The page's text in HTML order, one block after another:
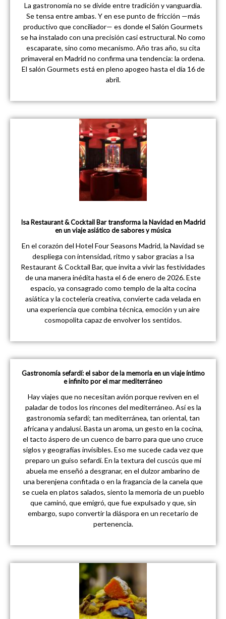
La gastronomía no se divide entre tradición y vanguardia.
Se tensa entre ambas. Y en ese punto de fricción —más
productivo que conciliador— es donde el Salón Gourmets
se ha instalado con una precisión casi estructural. No como
escaparate, sino como mecanismo. Año tras año, su cita
primaveral en Madrid no confirma una tendencia: la ordena.
El salón Gourmets está en pleno apogeo hasta el día 16 de
abril.
Isa Restaurant & Cocktail Bar transforma la Navidad en Madrid
en un viaje asiático de sabores y música
En el corazón del Hotel Four Seasons Madrid, la Navidad se
despliega con intensidad, ritmo y sabor gracias a Isa
Restaurant & Cocktail Bar, que invita a vivir las festividades
de una manera inédita hasta el 6 de enero de 2026. Este
espacio, ya consagrado como templo de la alta cocina
asiática y la coctelería creativa, convierte cada velada en
una experiencia que combina técnica, emoción y un aire
cosmopolita capaz de envolver los sentidos.
Gastronomía sefardí: el sabor de la memoria en un viaje íntimo
e infinito por el mar mediterráneo
Hay viajes que no necesitan avión porque reviven en el
paladar de todos los rincones del mediterráneo. Así es la
gastronomía sefardí; tan mediterránea, tan oriental, tan
africana y andalusí. Basta un aroma, un gesto en la cocina,
el tacto áspero de un cuenco de barro para que uno cruce
siglos y geografías invisibles. Eso me sucede cada vez que
preparo un guiso sefardí. En la textura del cuscús que mi
abuela me enseñó a desgranar, en el dulzor ambarino de
una berenjena confitada o en la fragancia de la canela que
se cuela en platos salados, siento la memoria de un pueblo
que caminó, que emigró, que fue expulsado y que, sin
embargo, supo convertir la diáspora en un recetario de
pertenencia.